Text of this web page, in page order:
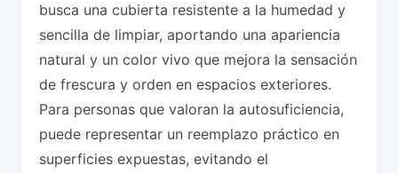
busca una cubierta resistente a la humedad y
sencilla de limpiar, aportando una apariencia
natural y un color vivo que mejora la sensación
de frescura y orden en espacios exteriores.
Para personas que valoran la autosuficiencia,
puede representar un reemplazo práctico en
superficies expuestas, evitando el